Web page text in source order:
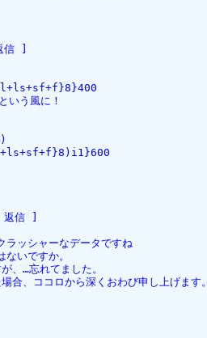
信 ]
う風に！
[ 返信 ]
シャーなデータですね
いですか。
…忘れてました。
、ココロから深くおわび申し上げます。